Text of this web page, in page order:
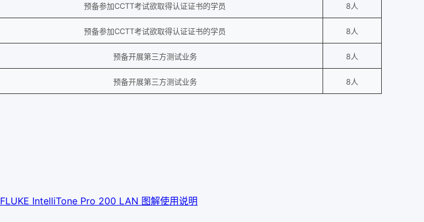
预备参加CCTT考试欲取得认证证书的学员 8人
预备参加CCTT考试欲取得认证证书的学员 8人
预备开展第三方测试业务 8人
预备开展第三方测试业务 8人
FLUKE IntelliTone Pro 200 LAN 图解使用说明